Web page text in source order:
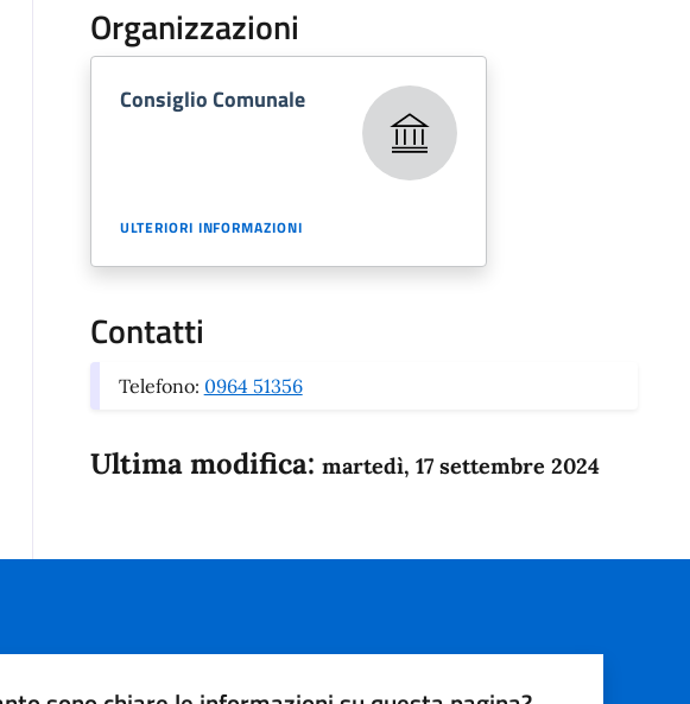
Organizzazioni
Consiglio Comunale
ULTERIORI INFORMAZIONI
Contatti
Telefono: 0964 51356
Ultima modifica: martedì, 17 settembre 2024